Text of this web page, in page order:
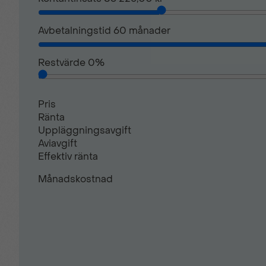
Mittkonsol med armstöd
Mörktonade rutor bak
Regnsensor
Avbetalningstid 60 månader
Restvärde 0%
Pris
Ränta
Uppläggningsavgift
Aviavgift
Effektiv ränta
Månadskostnad